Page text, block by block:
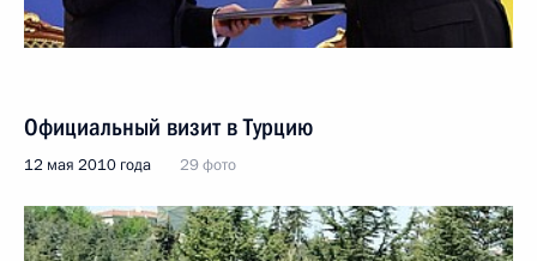
Официальный визит в Турцию
12 мая 2010 года 29 фото